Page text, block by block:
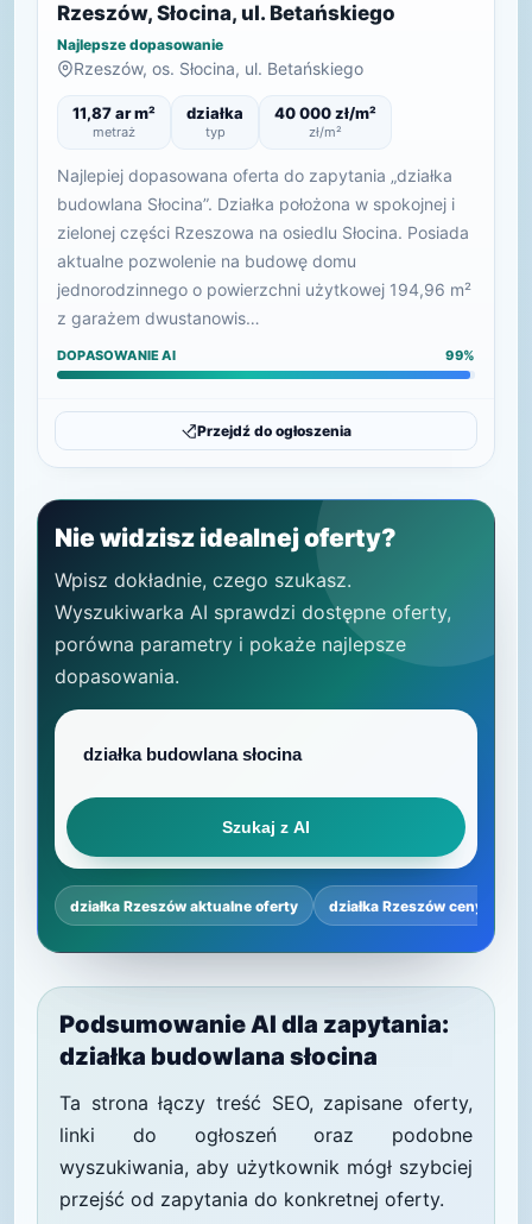
Rzeszów, Słocina, ul. Betańskiego
Najlepsze dopasowanie
Rzeszów, os. Słocina, ul. Betańskiego
11,87 ar m²
metraż
działka
typ
40 000 zł/m²
zł/m²
Najlepiej dopasowana oferta do zapytania „działka
budowlana Słocina”. Działka położona w spokojnej i
zielonej części Rzeszowa na osiedlu Słocina. Posiada
aktualne pozwolenie na budowę domu
jednorodzinnego o powierzchni użytkowej 194,96 m²
z garażem dwustanowis…
DOPASOWANIE AI 99%
Przejdź do ogłoszenia
Nie widzisz idealnej oferty?
Wpisz dokładnie, czego szukasz.
Wyszukiwarka AI sprawdzi dostępne oferty,
porówna parametry i pokaże najlepsze
dopasowania.
Szukaj z AI
działka Rzeszów aktualne oferty działka Rzeszów ceny
Podsumowanie AI dla zapytania:
działka budowlana słocina
Ta strona łączy treść SEO, zapisane oferty,
linki do ogłoszeń oraz podobne
wyszukiwania, aby użytkownik mógł szybciej
przejść od zapytania do konkretnej oferty.